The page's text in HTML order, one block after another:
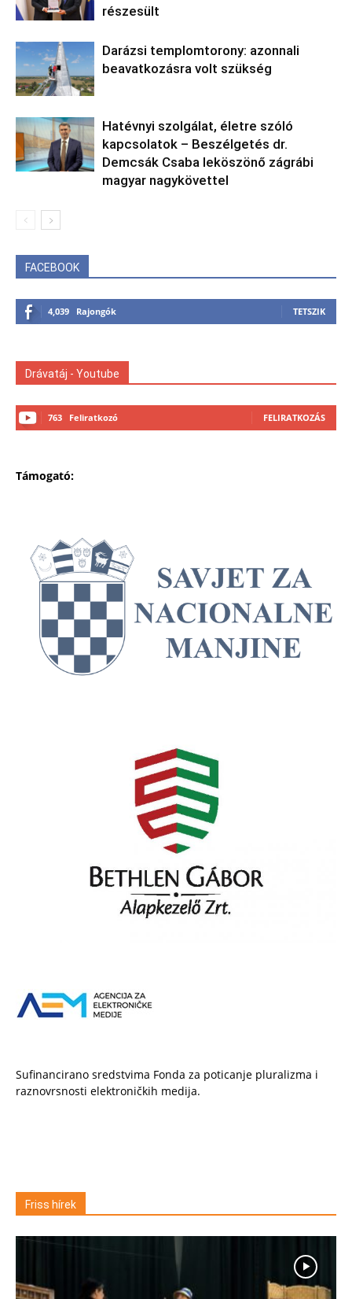
részesült
Darázsi templomtorony: azonnali
beavatkozásra volt szükség
Hatévnyi szolgálat, életre szóló
kapcsolatok – Beszélgetés dr.
Demcsák Csaba leköszönő zágrábi
magyar nagykövettel
FACEBOOK
4,039 Rajongók TETSZIK
Drávatáj - Youtube
763 Feliratkozó FELIRATKOZÁS
Támogató:
Sufinancirano sredstvima Fonda za poticanje pluralizma i
raznovrsnosti elektroničkih medija.
Friss hírek